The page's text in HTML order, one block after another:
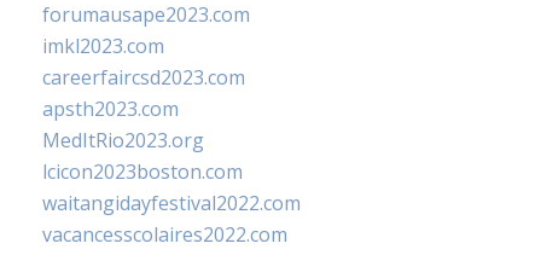
forumausape2023.com
imkl2023.com
careerfaircsd2023.com
apsth2023.com
MedItRio2023.org
lcicon2023boston.com
waitangidayfestival2022.com
vacancesscolaires2022.com